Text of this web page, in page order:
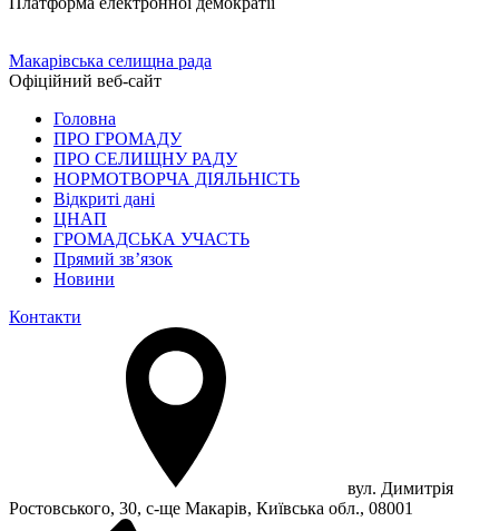
Макарівська селищна рада
Офіційний веб-сайт
Головна
ПРО ГРОМАДУ
ПРО СЕЛИЩНУ РАДУ
НОРМОТВОРЧА ДІЯЛЬНІСТЬ
Відкриті дані
ЦНАП
ГРОМАДСЬКА УЧАСТЬ
Прямий зв’язок
Новини
Контакти
вул. Димитрія
Ростовського, 30, с-ще Макарів, Київська обл., 08001